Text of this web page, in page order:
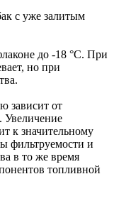
с уже залитым
до -18 °С. При
но при
зависит от
Увеличение
к значительному
фильтруемости и
в то же время
топливной